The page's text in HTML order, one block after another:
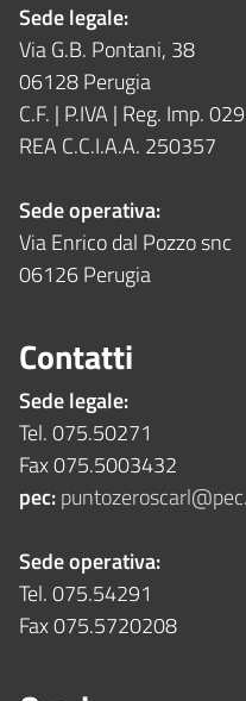
Sede legale:
Via G.B. Pontani, 38
06128 Perugia
C.F. | P.IVA | Reg. Imp.
REA C.C.I.A.A. 250357
Sede operativa:
Via Enrico dal Pozzo snc
06126 Perugia
Contatti
Sede legale:
Tel. 075.50271
Fax 075.5003432
pec:
Sede operativa:
Tel. 075.54291
Fax 075.5720208